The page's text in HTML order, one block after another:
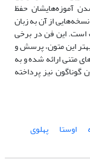
آموزه‌‌هایشان حفظ
از آن به زبان
است. این فن در برخی
این متون، پرسش و
متنی ارائه شده و به
نیز پرداخته
اوستا پهلوی